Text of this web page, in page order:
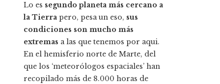
Lo es segundo planeta más cercano a
la Tierra pero, pesa un eso, sus
condiciones son mucho más
extremas a las que tenemos por aqui.
En el hemisferio norte de Marte, del
que los ‘meteorólogos espaciales’ han
recopilado más de 8.000 horas de